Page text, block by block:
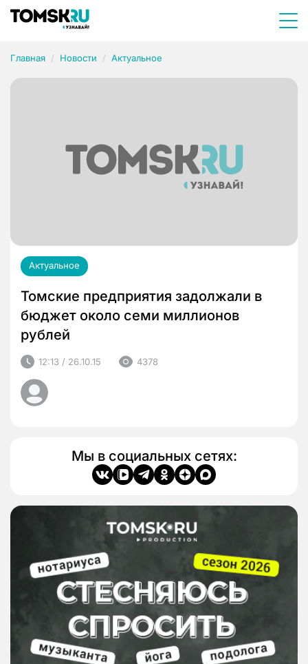
Главная Новости Актуальное
Актуальное
Томские предприятия задолжали в
бюджет около семи миллионов
рублей
12:13 / 26.10.15 4378
Мы в социальных сетях: